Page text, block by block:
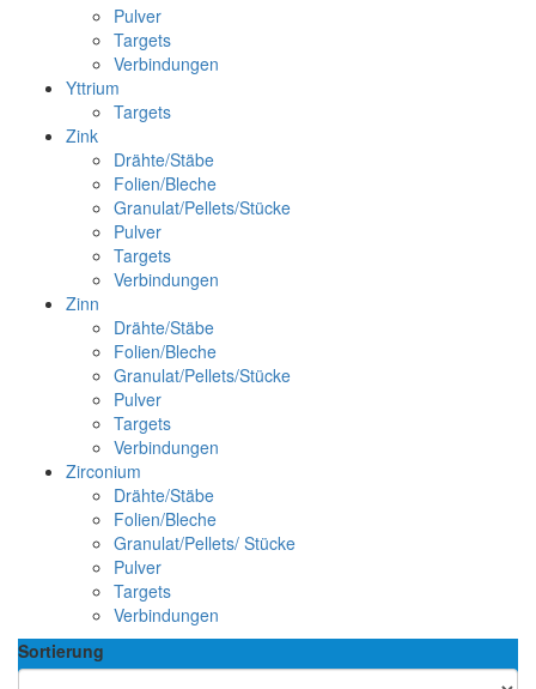
Pulver
Targets
Verbindungen
Yttrium
Targets
Zink
Drähte/Stäbe
Folien/Bleche
Granulat/Pellets/Stücke
Pulver
Targets
Verbindungen
Zinn
Drähte/Stäbe
Folien/Bleche
Granulat/Pellets/Stücke
Pulver
Targets
Verbindungen
Zirconium
Drähte/Stäbe
Folien/Bleche
Granulat/Pellets/ Stücke
Pulver
Targets
Verbindungen
Sortierung